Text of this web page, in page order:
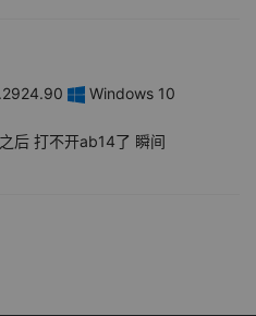
Windows 10
后 打不开ab14了 瞬间